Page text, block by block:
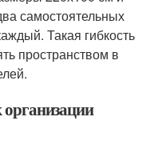
самостоятельных
Такая гибкость
пространством в